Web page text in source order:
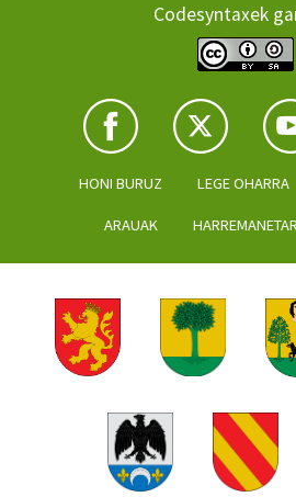
Codesyntaxek
HONI BURUZ LEGE OHARRA
ARAUAK